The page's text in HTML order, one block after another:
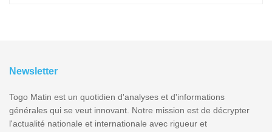
Newsletter
Togo Matin est un quotidien d'analyses et d'informations
générales qui se veut innovant. Notre mission est de décrypter
l'actualité nationale et internationale avec rigueur et